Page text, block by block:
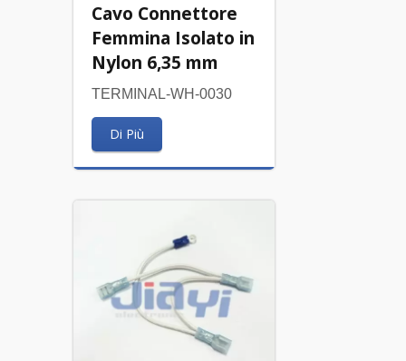
Cavo Connettore
Femmina Isolato in
Nylon 6,35 mm
TERMINAL-WH-0030
Di Più